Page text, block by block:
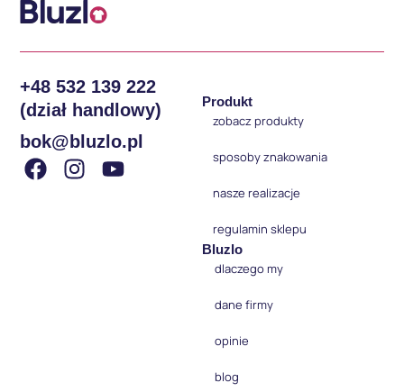
+48 532 139 222
(dział handlowy)
bok@bluzlo.pl
Produkt
zobacz produkty
sposoby znakowania
nasze realizacje
regulamin sklepu
Bluzlo
dlaczego my
dane firmy
opinie
blog